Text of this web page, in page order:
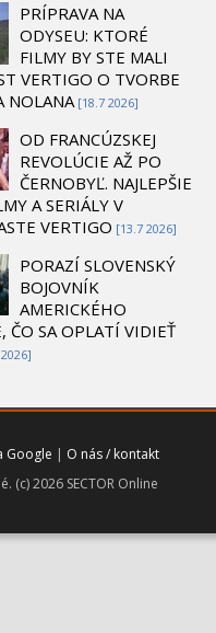
PRÍPRAVA NA
ODYSEU: KTORÉ
FILMY BY STE MALI
VERTIGO O TVORBE
NOLANA [18.7 2026]
OD FRANCÚZSKEJ
REVOLÚCIE AŽ PO
ČERNOBYĽ. NAJLEPŠIE
A SERIÁLY V
VERTIGO [13.7 2026]
PORAZÍ SLOVENSKÝ
BOJOVNÍK
AMERICKÉHO
ČO SA OPLATÍ VIDIEŤ
Google | O nás / kontakt
(c) 2026 SECTOR Online